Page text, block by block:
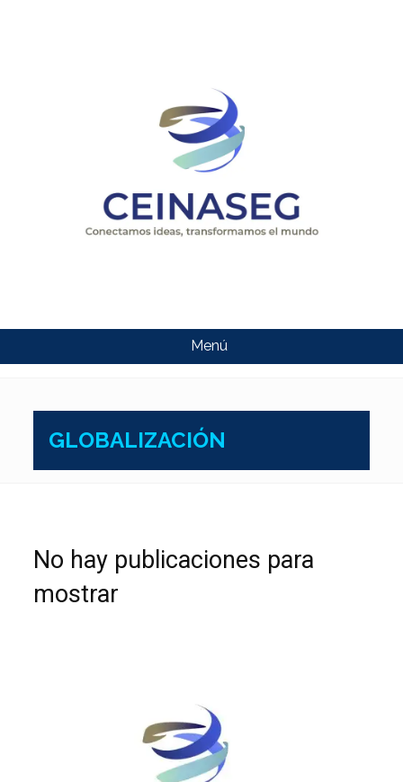
CEINASEG
Menú
GLOBALIZACIÓN
No hay publicaciones para
mostrar